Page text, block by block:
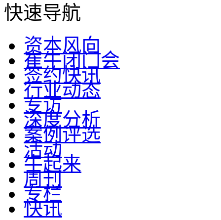
快速导航
资本风向
崔牛闭门会
签约快讯
行业动态
专访
深度分析
案例评选
活动
牛起来
周刊
专栏
快讯